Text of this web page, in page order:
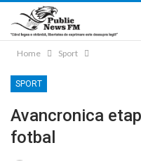
Home Sport
SPORT
Avancronica
fotbal